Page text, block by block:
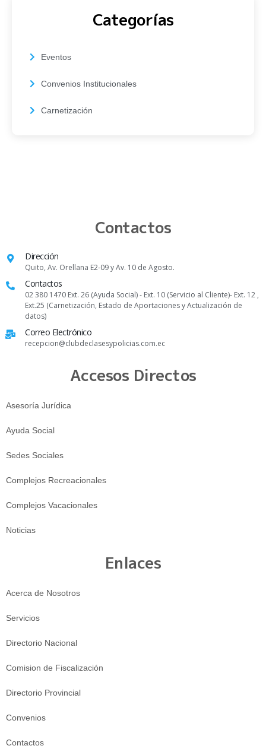
Categorías
Eventos
Convenios Institucionales
Carnetización
Contactos
Dirección
Quito, Av. Orellana E2-09 y Av. 10 de Agosto.
Contactos
02 380 1470 Ext. 26 (Ayuda Social) - Ext. 10 (Servicio al Cliente)- Ext. 12 ,
Ext.25 (Carnetización, Estado de Aportaciones y Actualización de
datos)
Correo Electrónico
recepcion@clubdeclasesypolicias.com.ec
Accesos Directos
Asesoría Jurídica
Ayuda Social
Sedes Sociales
Complejos Recreacionales
Complejos Vacacionales
Noticias
Enlaces
Acerca de Nosotros
Servicios
Directorio Nacional
Comision de Fiscalización
Directorio Provincial
Convenios
Contactos